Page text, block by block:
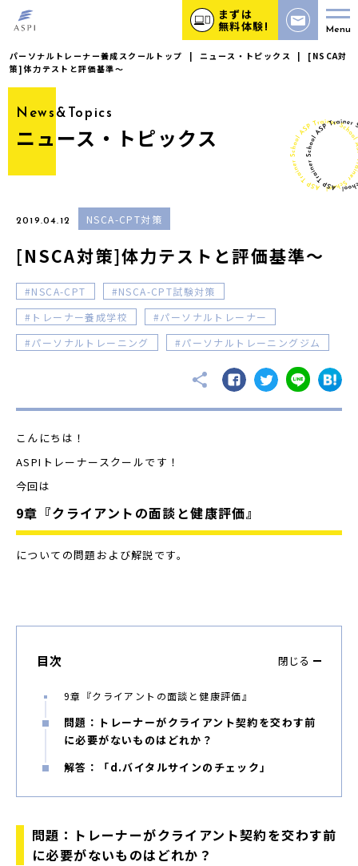
まずは
無料体験! Menu
パーソナルトレーナー養成スクールトップ | ニュース・トピックス |
[NSCA対
策]体力テストと評価基準〜
News&Topics
ニュース・トピックス
2019.04.12 NSCA-CPT対策
[NSCA対策]体力テストと評価基準〜
NSCA-CPT
NSCA-CPT試験対策
トレーナー養成学校
パーソナルトレーナー
パーソナルトレーニング
パーソナルトレーニングジム
こんにちは！
ASPIトレーナースクールです！
今回は
9章『クライアントの面談と健康評価』
についての問題および解説です。
目次 閉じる
9章『クライアントの面談と健康評価』
問題：トレーナーがクライアント契約を交わす前
に必要がないものはどれか？
解答：「d.バイタルサインのチェック」
問題：トレーナーがクライアント契約を交わす前
に必要がないものはどれか？